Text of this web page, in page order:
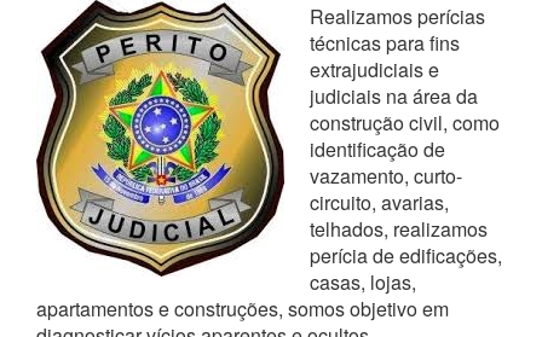
Realizamos perícias
técnicas para fins
extrajudiciais e
judiciais na área da
construção civil, como
identificação de
vazamento, curto-
circuito, avarias,
telhados, realizamos
perícia de edificações,
casas, lojas,
apartamentos e construções, somos objetivo em